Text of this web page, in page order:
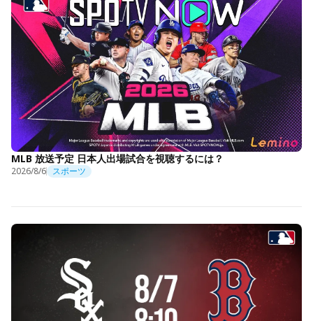
MLB 放送予定 日本人出場試合を視聴するには？
2026/8/6 スポーツ